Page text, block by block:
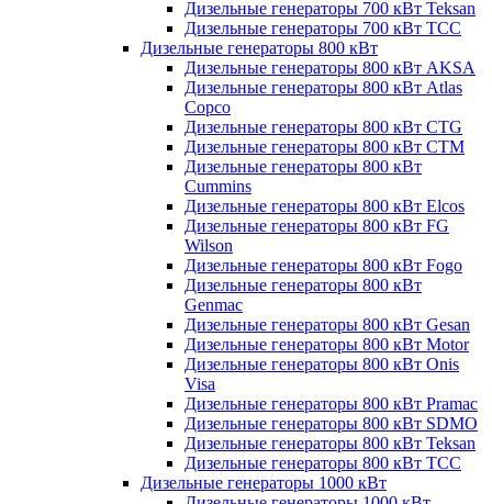
Дизельные генераторы 700 кВт Teksan
Дизельные генераторы 700 кВт ТСС
Дизельные генераторы 800 кВт
Дизельные генераторы 800 кВт AKSA
Дизельные генераторы 800 кВт Atlas
Copco
Дизельные генераторы 800 кВт CTG
Дизельные генераторы 800 кВт CTM
Дизельные генераторы 800 кВт
Cummins
Дизельные генераторы 800 кВт Elcos
Дизельные генераторы 800 кВт FG
Wilson
Дизельные генераторы 800 кВт Fogo
Дизельные генераторы 800 кВт
Genmac
Дизельные генераторы 800 кВт Gesan
Дизельные генераторы 800 кВт Motor
Дизельные генераторы 800 кВт Onis
Visa
Дизельные генераторы 800 кВт Pramac
Дизельные генераторы 800 кВт SDMO
Дизельные генераторы 800 кВт Teksan
Дизельные генераторы 800 кВт ТСС
Дизельные генераторы 1000 кВт